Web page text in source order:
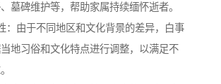
墓碑维护等，帮助家属持续缅怀逝者。
：由于不同地区和文化背景的差异，白事
地习俗和文化特点进行调整，以满足不